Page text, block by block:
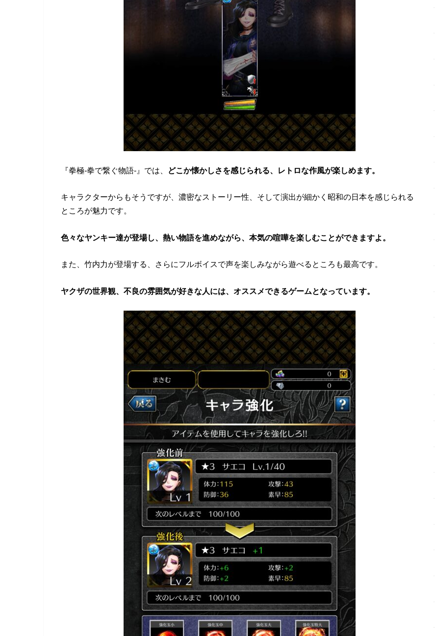
『拳極-拳で繋ぐ物語-』では、 どこか懐かしさを感じられる、レトロな作風が楽しめます。
キャラクターからもそうですが、濃密なストーリー性、そして演出が細かく昭和の日本を感じられる
ところが魅力です。
色々なヤンキー達が登場し、熱い物語を進めながら、本気の喧嘩を楽しむことができますよ。
また、竹内力が登場する、さらにフルボイスで声を楽しみながら遊べるところも最高です。
ヤクザの世界観、不良の雰囲気が好きな人には、オススメできるゲームとなっています。